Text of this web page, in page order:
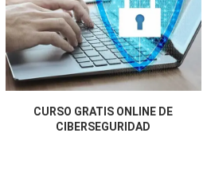
CURSO GRATIS ONLINE DE
CIBERSEGURIDAD